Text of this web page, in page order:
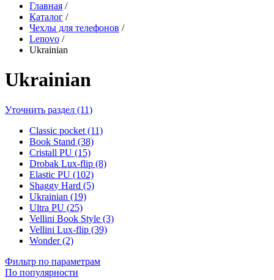
Главная /
Каталог /
Чехлы для телефонов /
Lenovo /
Ukrainian
Ukrainian
Уточнить раздел (11)
Classic pocket (11)
Book Stand (38)
Cristall PU (15)
Drobak Lux-flip (8)
Elastic PU (102)
Shaggy Hard (5)
Ukrainian (19)
Ultra PU (25)
Vellini Book Style (3)
Vellini Lux-flip (39)
Wonder (2)
Фильтр по параметрам
По популярности